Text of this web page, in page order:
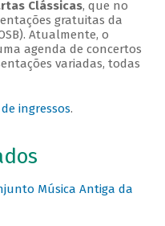
Clássicas, que no
gratuitas da
Atualmente, o
agenda de concertos
variadas, todas
ingressos.
Música Antiga da